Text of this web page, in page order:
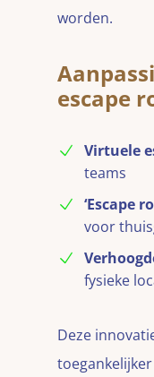
worden.
escape
Virtuele
teams
‘Escape
voor
fysieke
Deze